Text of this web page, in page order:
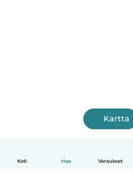
Koti Hae Varaukset
Kartta